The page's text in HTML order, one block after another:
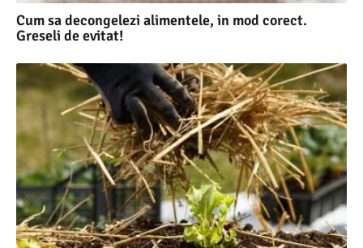
Cum sa decongelezi alimentele, in mod corect.
Greseli de evitat!